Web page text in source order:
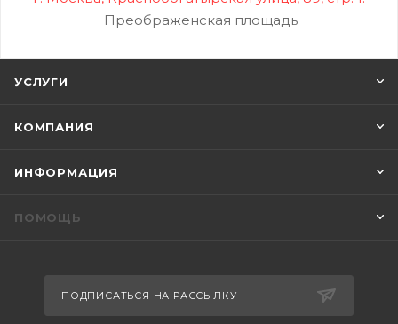
Преображенская площадь
УСЛУГИ
КОМПАНИЯ
ИНФОРМАЦИЯ
ПОМОЩЬ
ПОДПИСАТЬСЯ НА РАССЫЛКУ